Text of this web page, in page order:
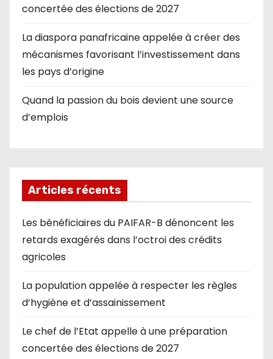
concertée des élections de 2027
La diaspora panafricaine appelée à créer des
mécanismes favorisant l’investissement dans
les pays d’origine
Quand la passion du bois devient une source
d’emplois
Articles récents
Les bénéficiaires du PAIFAR-B dénoncent les
retards exagérés dans l’octroi des crédits
agricoles
La population appelée à respecter les règles
d’hygiène et d’assainissement
Le chef de l’Etat appelle à une préparation
concertée des élections de 2027